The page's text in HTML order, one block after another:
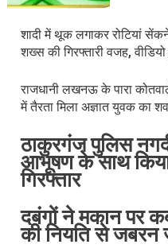
शादी में थूक लगाकर रोटियां
शख्स की गिरफ्तारी वजह,
राजधानी लखनऊ के पारा
में तैरता मिला अज्ञात युवक का
ठाकुरगंज पुलिस
आभूषण के साथ
गिरफ्तार
दबंगों ने मकान पर
की नियति से जबरन